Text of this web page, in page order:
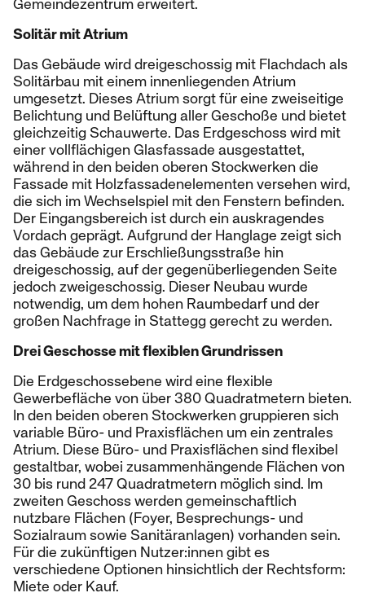
Gemeindezentrum erweitert.
Solitär mit Atrium
Das Gebäude wird dreigeschossig mit Flachdach als
Solitärbau mit einem innenliegenden Atrium
umgesetzt. Dieses Atrium sorgt für eine zweiseitige
Belichtung und Belüftung aller Geschoße und bietet
gleichzeitig Schauwerte. Das Erdgeschoss wird mit
einer vollflächigen Glasfassade ausgestattet,
während in den beiden oberen Stockwerken die
Fassade mit Holzfassadenelementen versehen wird,
die sich im Wechselspiel mit den Fenstern befinden.
Der Eingangsbereich ist durch ein auskragendes
Vordach geprägt. Aufgrund der Hanglage zeigt sich
das Gebäude zur Erschließungsstraße hin
dreigeschossig, auf der gegenüberliegenden Seite
jedoch zweigeschossig. Dieser Neubau wurde
notwendig, um dem hohen Raumbedarf und der
großen Nachfrage in Stattegg gerecht zu werden.
Drei Geschosse mit flexiblen Grundrissen
Die Erdgeschossebene wird eine flexible
Gewerbefläche von über 380 Quadratmetern bieten.
In den beiden oberen Stockwerken gruppieren sich
variable Büro- und Praxisflächen um ein zentrales
Atrium. Diese Büro- und Praxisflächen sind flexibel
gestaltbar, wobei zusammenhängende Flächen von
30 bis rund 247 Quadratmetern möglich sind. Im
zweiten Geschoss werden gemeinschaftlich
nutzbare Flächen (Foyer, Besprechungs- und
Sozialraum sowie Sanitäranlagen) vorhanden sein.
Für die zukünftigen Nutzer:innen gibt es
verschiedene Optionen hinsichtlich der Rechtsform:
Miete oder Kauf.